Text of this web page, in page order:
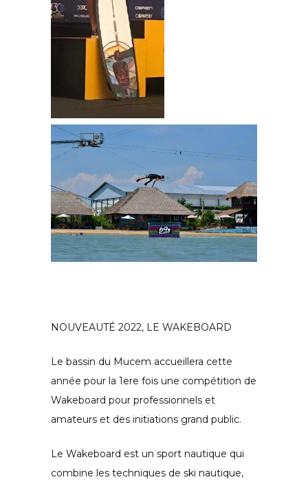
NOUVEAUTÉ 2022, LE WAKEBOARD
Le bassin du Mucem accueillera cette
année pour la 1ere fois une compétition de
Wakeboard pour professionnels et
amateurs et des initiations grand public.
Le Wakeboard est un sport nautique qui
combine les techniques de ski nautique,